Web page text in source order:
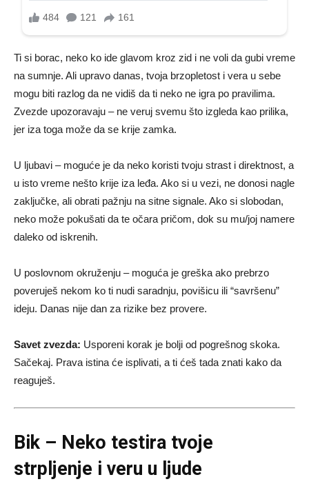
Ti si borac, neko ko ide glavom kroz zid i ne voli da gubi vreme
na sumnje. Ali upravo danas, tvoja brzopletost i vera u sebe
mogu biti razlog da ne vidiš da ti neko ne igra po pravilima.
Zvezde upozoravaju – ne veruj svemu što izgleda kao prilika,
jer iza toga može da se krije zamka.
U ljubavi – moguće je da neko koristi tvoju strast i direktnost, a
u isto vreme nešto krije iza leđa. Ako si u vezi, ne donosi nagle
zaključke, ali obrati pažnju na sitne signale. Ako si slobodan,
neko može pokušati da te očara pričom, dok su mu/joj namere
daleko od iskrenih.
U poslovnom okruženju – moguća je greška ako prebrzo
poveruješ nekom ko ti nudi saradnju, povišicu ili “savršenu”
ideju. Danas nije dan za rizike bez provere.
Savet zvezda: Usporeni korak je bolji od pogrešnog skoka.
Sačekaj. Prava istina će isplivati, a ti ćeš tada znati kako da
reaguješ.
Bik – Neko testira tvoje
strpljenje i veru u ljude